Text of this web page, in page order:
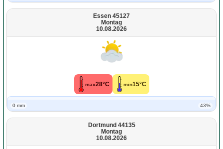
Essen 45127
Montag
10.08.2026
max28°C min15°C
0 mm 43%
Dortmund 44135
Montag
10.08.2026